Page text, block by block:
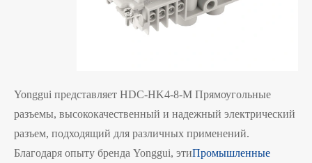
Yonggui представляет HDC-HK4-8-M Прямоугольные
разъемы, высококачественный и надежный электрический
разъем, подходящий для различных применений.
Благодаря опыту бренда Yonggui, этиПромышленные